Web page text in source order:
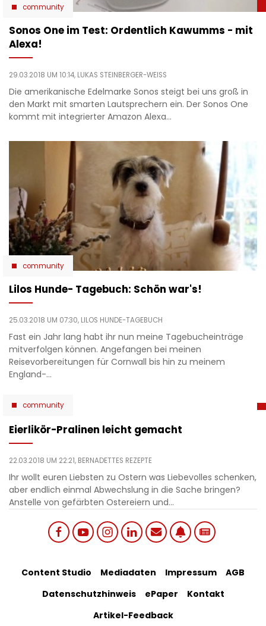
community
Sonos One im Test: Ordentlich Kawumms - mit
Alexa!
29.03.2018 UM 10:14, LUKAS STEINBERGER-WEISS
Die amerikanische Edelmarke Sonos steigt bei uns groß in
den Markt mit smarten Lautsprechern ein. Der Sonos One
kommt mit integrierter Amazon Alexa…
community
Lilos Hunde- Tagebuch: Schön war's!
25.03.2018 UM 07:30, LILOS HUNDE-TAGEBUCH
Fast ein Jahr lang habt ihr nun meine Tagebucheinträge
mitverfolgen können. Angefangen bei meinen
Reisevorbereitungen für Cornwall bis hin zu meinem
England-…
community
Eierlikör-Pralinen leicht gemacht
22.03.2018 UM 22:21, BERNADETTES REZEPTE
Ihr wollt euren Liebsten zu Ostern was Liebevolles schenken,
aber endlich einmal Abwechslung in die Sache bringen?
Anstelle von gefärbten Ostereiern und…
links
menu
Footer
Bottom
Content Studio Mediadaten Impressum
AGB
Datenschutzhinweis
ePaper
Kontakt
Artikel-Feedback